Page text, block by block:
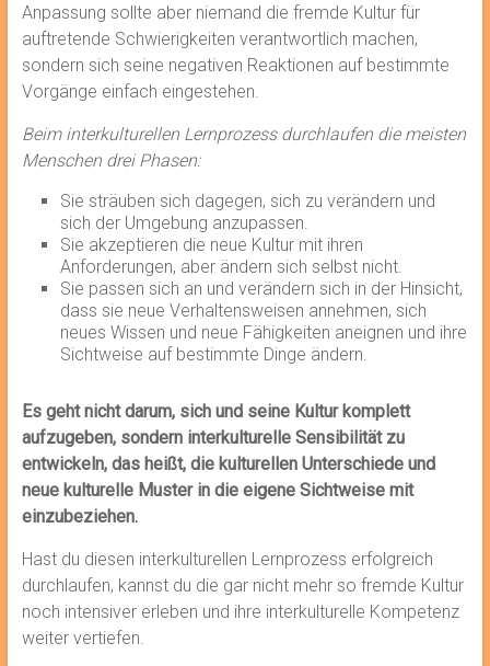
Anpassung sollte aber niemand die fremde Kultur für
auftretende Schwierigkeiten verantwortlich machen,
sondern sich seine negativen Reaktionen auf bestimmte
Vorgänge einfach eingestehen.
Beim interkulturellen Lernprozess durchlaufen die meisten
Menschen drei Phasen:
Sie sträuben sich dagegen, sich zu verändern und
sich der Umgebung anzupassen.
Sie akzeptieren die neue Kultur mit ihren
Anforderungen, aber ändern sich selbst nicht.
Sie passen sich an und verändern sich in der Hinsicht,
dass sie neue Verhaltensweisen annehmen, sich
neues Wissen und neue Fähigkeiten aneignen und ihre
Sichtweise auf bestimmte Dinge ändern.
Es geht nicht darum, sich und seine Kultur komplett
aufzugeben, sondern interkulturelle Sensibilität zu
entwickeln, das heißt, die kulturellen Unterschiede und
neue kulturelle Muster in die eigene Sichtweise mit
einzubeziehen.
Hast du diesen interkulturellen Lernprozess erfolgreich
durchlaufen, kannst du die gar nicht mehr so fremde Kultur
noch intensiver erleben und ihre interkulturelle Kompetenz
weiter vertiefen.